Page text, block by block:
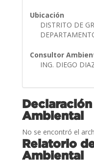
Ubicación
DISTRITO DE
Consultor
ING. DIEGO
Ambiental
No se encontró el
Relatorio
Ambiental